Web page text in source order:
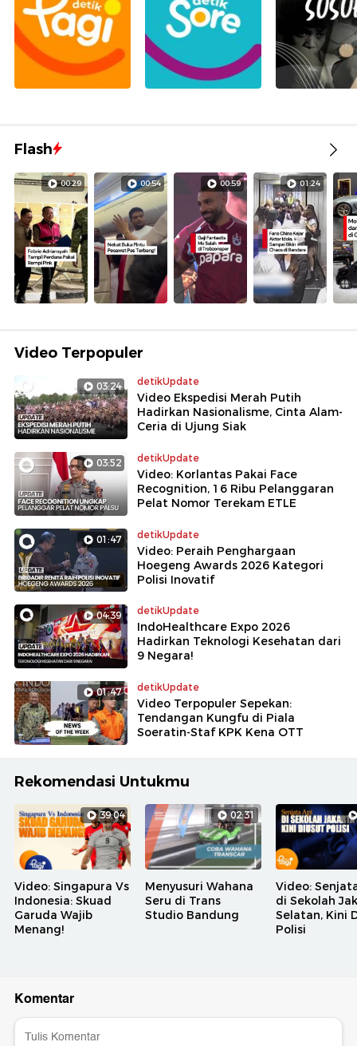
Flash
00:29 00:54 00:59 01:24
Video Terpopuler
03:24 detikUpdate
Video Ekspedisi Merah Putih
Hadirkan Nasionalisme, Cinta Alam-
Ceria di Ujung Siak
03:52 detikUpdate
Video: Korlantas Pakai Face
Recognition, 16 Ribu Pelanggaran
Pelat Nomor Terekam ETLE
01:47 detikUpdate
Video: Peraih Penghargaan
Hoegeng Awards 2026 Kategori
Polisi Inovatif
04:39 detikUpdate
IndoHealthcare Expo 2026
Hadirkan Teknologi Kesehatan dari
9 Negara!
01:47 detikUpdate
Video Terpopuler Sepekan:
Tendangan Kungfu di Piala
Soeratin-Staf KPK Kena OTT
Rekomendasi Untukmu
39:04
Video: Singapura Vs
Indonesia: Skuad
Garuda Wajib
Menang!
02:31
Menyusuri Wahana
Seru di Trans
Studio Bandung
Video:
di Sekolah
Selatan, Kini
Polisi